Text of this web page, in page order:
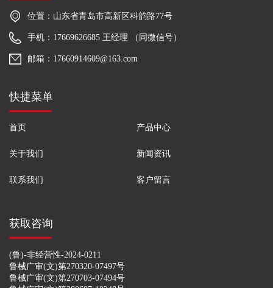
位置：山东省青岛市高新区科韵路77号
手机：17669626685 王经理 （同微信号）
邮箱：17660914609@163.com
快捷菜单
首页 产品中心
关于我们 新闻资讯
联系我们 客户留言
获取咨询
(鲁)-非经营性-2024-0211
鲁械广审(文)第270320-07497号
鲁械广审(文)第270703-07494号